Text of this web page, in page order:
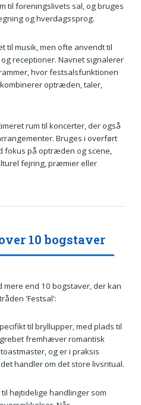
til foreningslivets sal, og bruges
og hverdagssprog.
til musik, men ofte anvendt til
receptioner. Navnet signalerer
hvor festsalsfunktionen
optræden, taler,
rum til koncerter, der også
Bruges i overført
fokus på optræden og scene,
fejring, præmier eller
10 bogstaver
mere end 10 bogstaver, der kan
'Festsal':
til bryllupper, med plads til
fremhæver romantisk
og er i praksis
handler om det store livsritual.
til højtidelige handlinger som